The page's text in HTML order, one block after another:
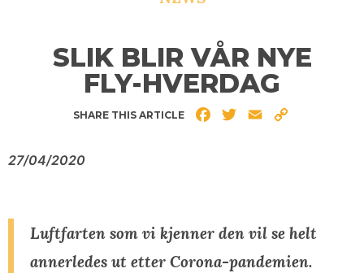
SLIK BLIR VÅR NYE
FLY-HVERDAG
SHARE THIS ARTICLE FacebookTwitterEmail
27/04/2020
Luftfarten som vi kjenner den vil se helt
annerledes ut etter Corona-pandemien.